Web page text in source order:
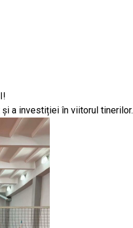
a investiției în viitorul tinerilor.